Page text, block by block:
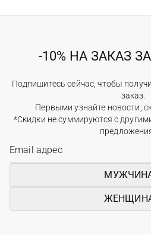
-10% НА ЗАКАЗ
Подпишитесь сейчас, чтобы
заказ.
Первыми узнайте новости,
*Скидки не суммируются с